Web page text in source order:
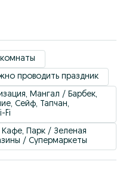
проводить праздник
Мангал / Барбек,
Сейф, Тапчан,
Fi
Парк / Зеленая
/ Супермаркеты